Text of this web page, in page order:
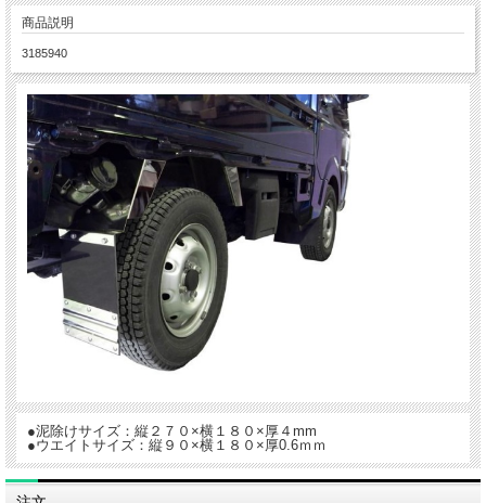
商品説明
3185940
●泥除けサイズ：縦２７０×横１８０×厚４mm
●ウエイトサイズ：縦９０×横１８０×厚0.6ｍｍ